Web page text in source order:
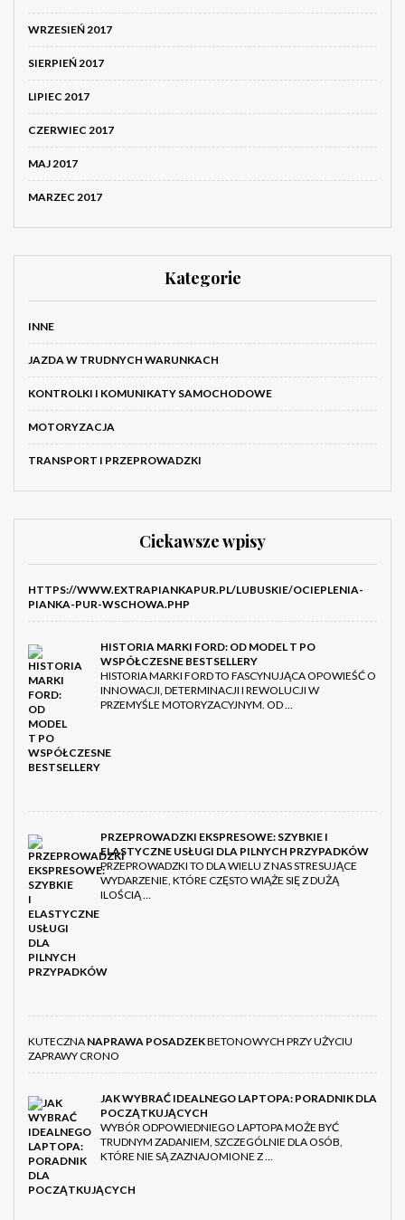
WRZESIEŃ 2017
SIERPIEŃ 2017
LIPIEC 2017
CZERWIEC 2017
MAJ 2017
MARZEC 2017
Kategorie
INNE
JAZDA W TRUDNYCH WARUNKACH
KONTROLKI I KOMUNIKATY SAMOCHODOWE
MOTORYZACJA
TRANSPORT I PRZEPROWADZKI
Ciekawsze wpisy
HTTPS://WWW.EXTRAPIANKAPUR.PL/LUBUSKIE/OCIEPLENIA-
PIANKA-PUR-WSCHOWA.PHP
HISTORIA MARKI FORD: OD MODEL T PO
WSPÓŁCZESNE BESTSELLERY
HISTORIA MARKI FORD TO FASCYNUJĄCA OPOWIEŚĆ O
INNOWACJI, DETERMINACJI I REWOLUCJI W
PRZEMYŚLE MOTORYZACYJNYM. OD …
PRZEPROWADZKI EKSPRESOWE: SZYBKIE I
ELASTYCZNE USŁUGI DLA PILNYCH PRZYPADKÓW
PRZEPROWADZKI TO DLA WIELU Z NAS STRESUJĄCE
WYDARZENIE, KTÓRE CZĘSTO WIĄŻE SIĘ Z DUŻĄ
ILOŚCIĄ …
KUTECZNA NAPRAWA POSADZEKBETONOWYCH PRZY UŻYCIU
ZAPRAWY CRONO
JAK WYBRAĆ IDEALNEGO LAPTOPA: PORADNIK DLA
POCZĄTKUJĄCYCH
WYBÓR ODPOWIEDNIEGO LAPTOPA MOŻE BYĆ
TRUDNYM ZADANIEM, SZCZEGÓLNIE DLA OSÓB,
KTÓRE NIE SĄ ZAZNAJOMIONE Z …